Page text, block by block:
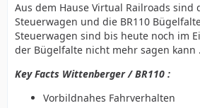
Aus dem Hause Virtual Railroads sind
Steuerwagen und die BR110
Steuerwagen sind bis heute noch im
der Bügelfalte nicht mehr sagen kann .
Key Facts Wittenberger / BR110 :
Vorbildnahes Fahrverhalten